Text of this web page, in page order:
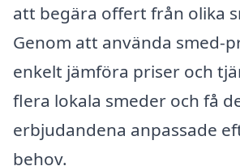
att begära offert från olika
Genom att använda smed-
enkelt jämföra priser och
flera lokala smeder och få
erbjudandena anpassade
behov.